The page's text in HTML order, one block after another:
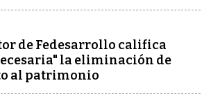
de Fedesarrollo califica
la eliminación de
al patrimonio